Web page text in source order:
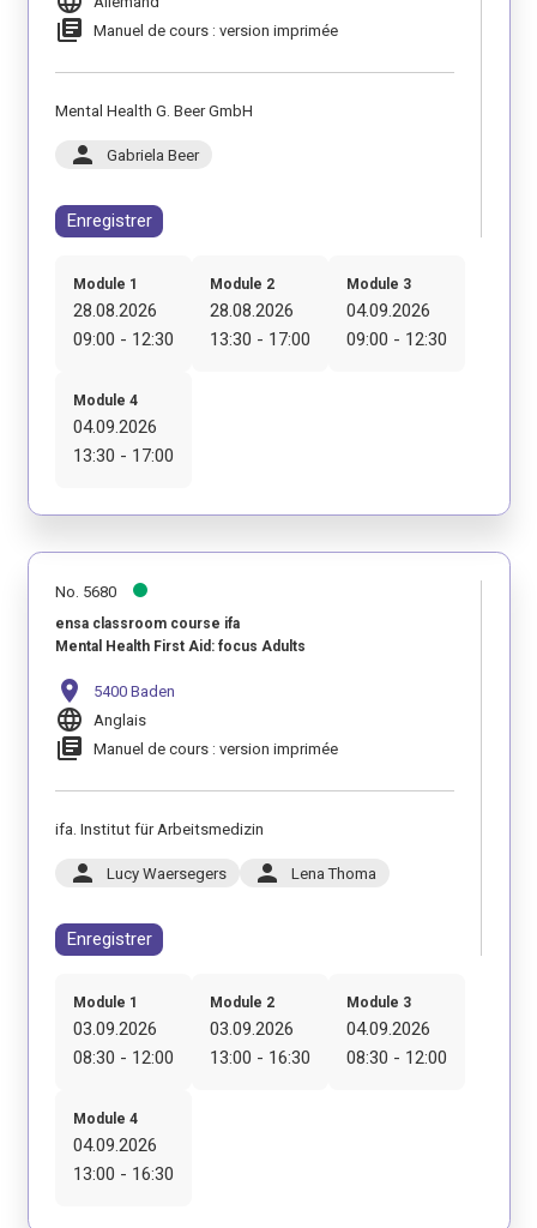
library_books Manuel de cours : version imprimée
Mental Health G. Beer GmbH
person Gabriela Beer
Enregistrer
Module 1
28.08.2026
09:00 - 12:30
Module 2
28.08.2026
13:30 - 17:00
Module 3
04.09.2026
09:00 - 12:30
Module 4
04.09.2026
13:30 - 17:00
No. 5680
ensa classroom course ifa
Mental Health First Aid: focus Adults
location_on 5400 Baden
language Anglais
library_books Manuel de cours : version imprimée
ifa. Institut für Arbeitsmedizin
person Lucy Waersegers person Lena Thoma
Enregistrer
Module 1
03.09.2026
08:30 - 12:00
Module 2
03.09.2026
13:00 - 16:30
Module 3
04.09.2026
08:30 - 12:00
Module 4
04.09.2026
13:00 - 16:30